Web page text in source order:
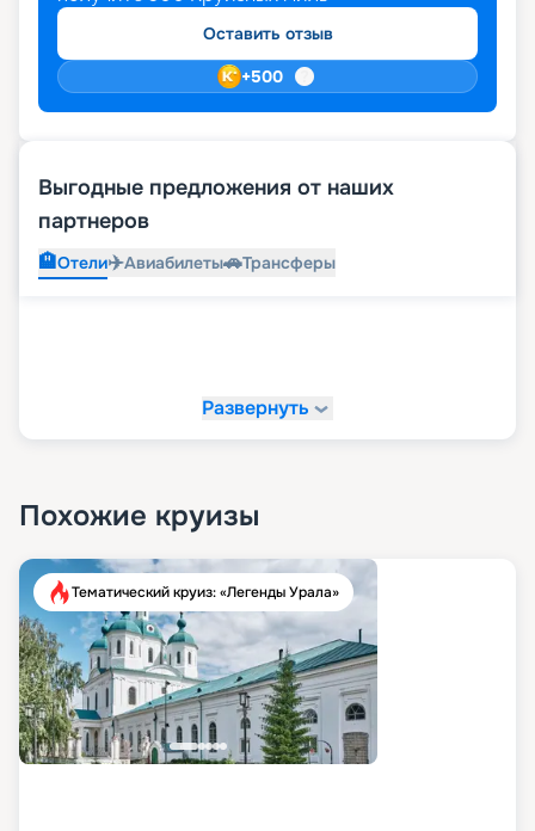
Оставить отзыв
+500
Выгодные предложения от наших
партнеров
🏨Отели✈️Авиабилеты🚗Трансферы
Развернуть
Похожие круизы
Тематический круиз: «Легенды Урала»